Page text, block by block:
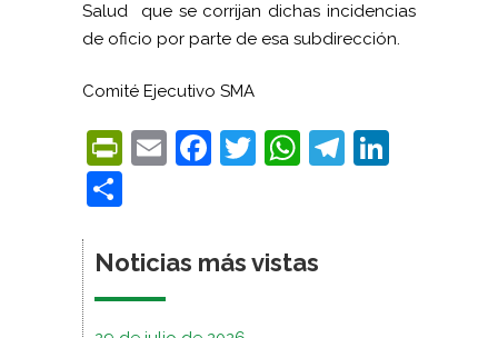
Salud que se corrijan dichas incidencias
de oficio por parte de esa subdirección.
Comité Ejecutivo SMA
PrintFriendly
EmailFacebook
Twitter
WhatsApp
Noticias más vistas